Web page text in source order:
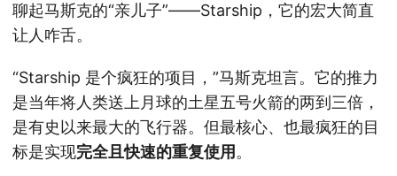
聊起马斯克的“亲儿子”——Starship，它的宏大简直
让人咋舌。
“Starship 是个疯狂的项目，”马斯克坦言。它的推力
是当年将人类送上月球的土星五号火箭的两到三倍，
是有史以来最大的飞行器。但最核心、也最疯狂的目
标是实现完全且快速的重复使用。